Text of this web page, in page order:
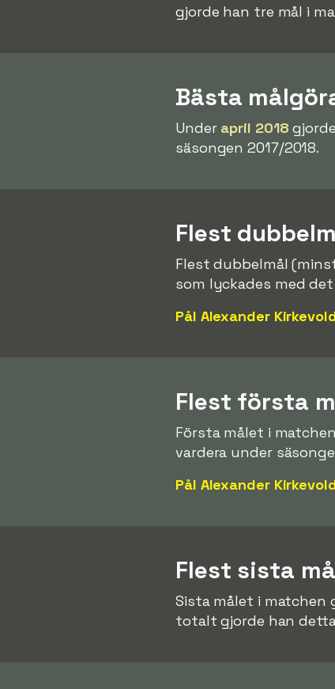
gjorde han tre mål i
Bästa
Under april 2018 gjorde
säsongen 2017/2018.
Flest
Flest dubbelmål
som lyckades med det
Pål Alexander
Flest första
Första målet i
vardera under
Pål Alexander
Flest sista
Sista målet i matchen
totalt gjorde han